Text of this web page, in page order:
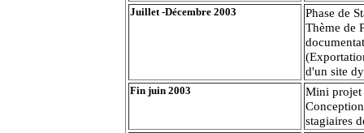
Juillet -Décembre 2003
Phase de
Thème de
d'un site
Fin juin 2003
Mini projet
stagiaires